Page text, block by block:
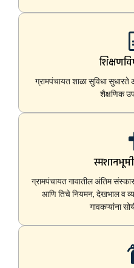
ग्रामपंचायत शाळा सुविधा सुधारते
शैक्षणिक
ग्रामपंचायत गावातील अंतिम
आणि तिचे नियमन, देखभाल व
गावकऱ्यांना